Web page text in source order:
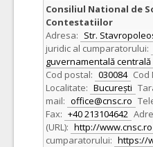
Consiliul National de
Contestatiilor
Adresa: Str.
juridic al cumparatorului:
guvernamentală centrală
Cod postal: 030084 Cod
Localitate: București
mail: office@cnsc.ro
Fax: +40 213104642
(URL): http://www.cnsc.ro
cumparatorului: https://